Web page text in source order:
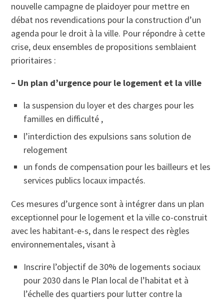
nouvelle campagne de plaidoyer pour mettre en
débat nos revendications pour la construction d’un
agenda pour le droit à la ville. Pour répondre à cette
crise, deux ensembles de propositions semblaient
prioritaires :
– Un plan d’urgence pour le logement et la ville
la suspension du loyer et des charges pour les
familles en difficulté ,
l’interdiction des expulsions sans solution de
relogement
un fonds de compensation pour les bailleurs et les
services publics locaux impactés.
Ces mesures d’urgence sont à intégrer dans un plan
exceptionnel pour le logement et la ville co-construit
avec les habitant-e-s, dans le respect des règles
environnementales, visant à
Inscrire l’objectif de 30% de logements sociaux
pour 2030 dans le Plan local de l’habitat et à
l’échelle des quartiers pour lutter contre la